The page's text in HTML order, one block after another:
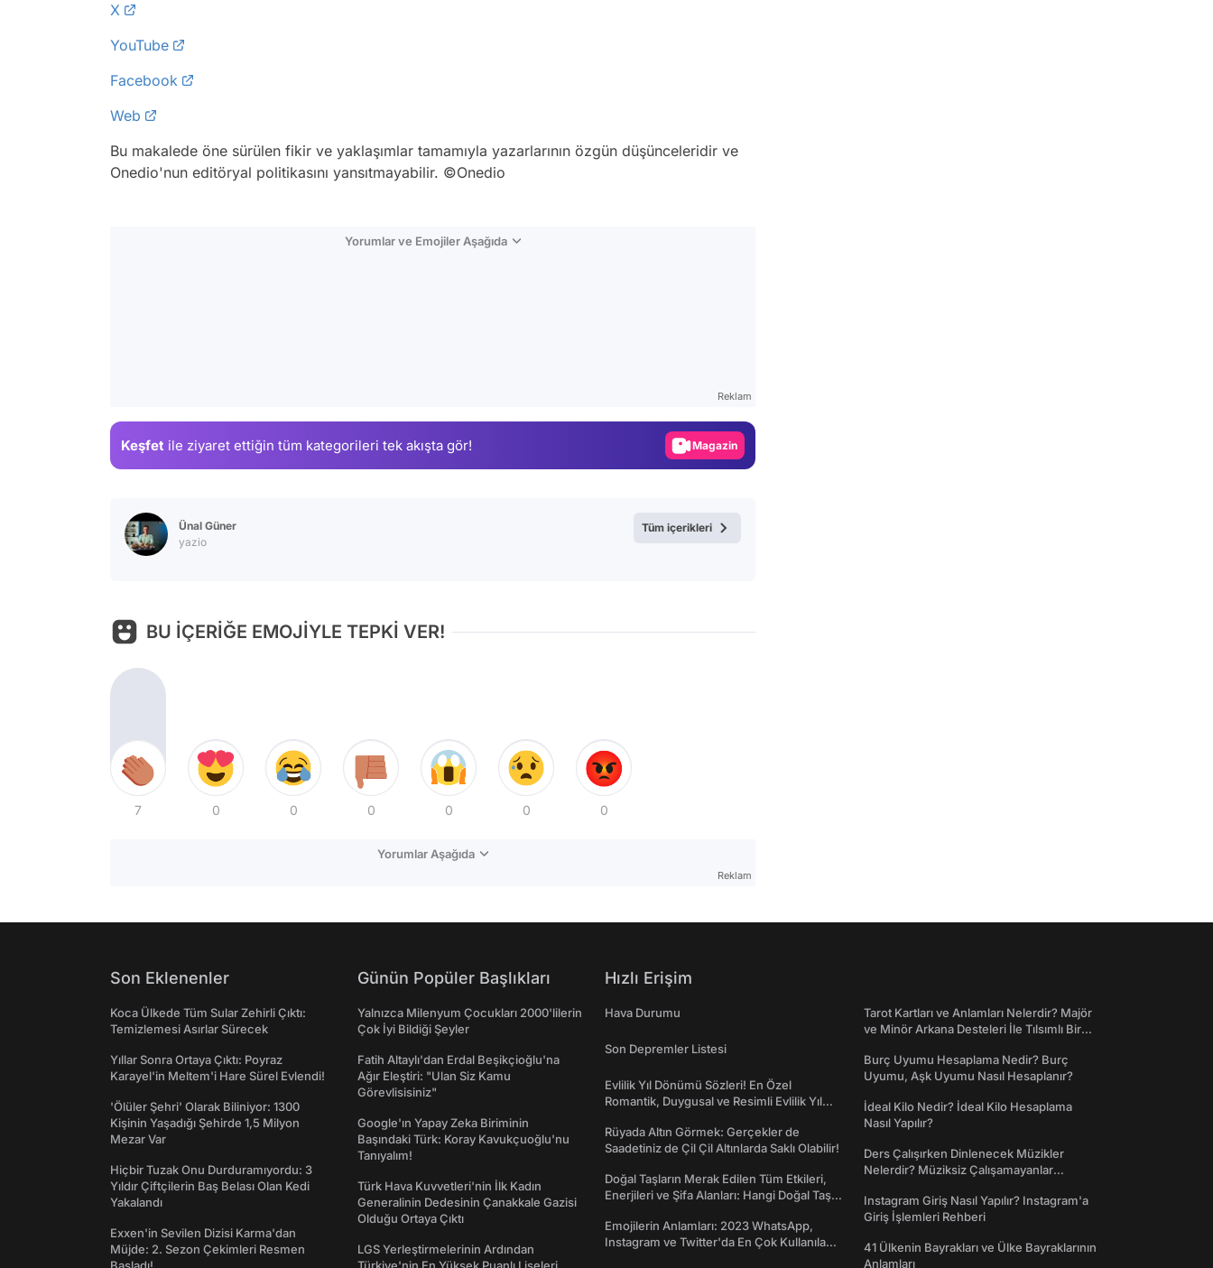
X
YouTube
Facebook
Web
Bu makalede öne sürülen fikir ve yaklaşımlar tamamıyla yazarlarının özgün düşünceleridir ve
Onedio'nun editöryal politikasını yansıtmayabilir. ©Onedio
Yorumlar ve Emojiler Aşağıda
Reklam
Keşfet ile ziyaret ettiğin tüm kategorileri tek akışta gör! Magazin
Ünal Güner
yazio
Tüm içerikleri
BU İÇERİĞE EMOJİYLE TEPKİ VER!
7 0 0 0 0 0 0
Yorumlar Aşağıda
Reklam
Son Eklenenler
Koca Ülkede Tüm Sular Zehirli Çıktı:
Temizlemesi Asırlar Sürecek
Yıllar Sonra Ortaya Çıktı: Poyraz
Karayel'in Meltem'i Hare Sürel Evlendi!
'Ölüler Şehri' Olarak Biliniyor: 1300
Kişinin Yaşadığı Şehirde 1,5 Milyon
Mezar Var
Hiçbir Tuzak Onu Durduramıyordu: 3
Yıldır Çiftçilerin Baş Belası Olan Kedi
Yakalandı
Exxen'in Sevilen Dizisi Karma'dan
Müjde: 2. Sezon Çekimleri Resmen
Günün Popüler Başlıkları
Yalnızca Milenyum Çocukları 2000'lilerin
Çok İyi Bildiği Şeyler
Fatih Altaylı'dan Erdal Beşikçioğlu'na
Ağır Eleştiri: "Ulan Siz Kamu
Görevlisisiniz"
Google'ın Yapay Zeka Biriminin
Başındaki Türk: Koray Kavukçuoğlu'nu
Tanıyalım!
Türk Hava Kuvvetleri'nin İlk Kadın
Generalinin Dedesinin Çanakkale Gazisi
Olduğu Ortaya Çıktı
LGS Yerleştirmelerinin Ardından
Hızlı Erişim
Hava Durumu
Son Depremler Listesi
Evlilik Yıl Dönümü Sözleri! En Özel
Romantik, Duygusal ve Resimli Evlilik Yıl
Rüyada Altın Görmek: Gerçekler de
Saadetiniz de Çil Çil Altınlarda Saklı Olabilir!
Doğal Taşların Merak Edilen Tüm Etkileri,
Enerjileri ve Şifa Alanları: Hangi Doğal Taş
Emojilerin Anlamları: 2023 WhatsApp,
Instagram ve Twitter'da En Çok Kullanılan
Tarot Kartları ve Anlamları Nelerdir? Majör
ve Minör Arkana Desteleri İle Tılsımlı Bir
Burç Uyumu Hesaplama Nedir? Burç
Uyumu, Aşk Uyumu Nasıl Hesaplanır?
İdeal Kilo Nedir? İdeal Kilo Hesaplama
Nasıl Yapılır?
Ders Çalışırken Dinlenecek Müzikler
Nelerdir? Müziksiz Çalışamayanlar
Instagram Giriş Nasıl Yapılır? Instagram'a
Giriş İşlemleri Rehberi
41 Ülkenin Bayrakları ve Ülke Bayraklarının
Anlamları